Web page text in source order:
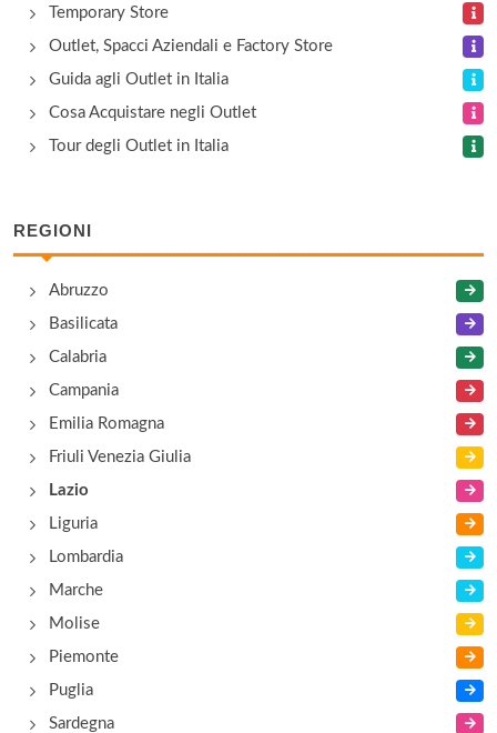
via Latina 57/f, Roma
Andrea Fabiani
via Frattina 126/127, Roma
Arfango
via della Pace , Valmontone
Temporary Store
Outlet, Spacci Aziendali e Factory Store
Guida agli Outlet in Italia
Cosa Acquistare negli Outlet
Tour degli Outlet in Italia
REGIONI
Abruzzo
Basilicata
Calabria
Campania
Emilia Romagna
Friuli Venezia Giulia
Lazio
Liguria
Lombardia
Marche
Molise
Piemonte
Puglia
Sardegna